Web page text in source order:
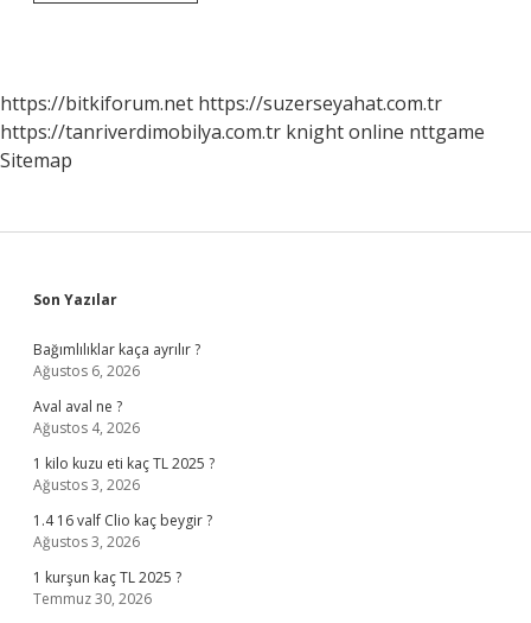
https://bitkiforum.net https://suzerseyahat.com.tr
https://tanriverdimobilya.com.tr knight online nttgame
Sitemap
Sidebar
Son Yazılar
Bağımlılıklar kaça ayrılır ?
Ağustos 6, 2026
Aval aval ne ?
Ağustos 4, 2026
1 kilo kuzu eti kaç TL 2025 ?
Ağustos 3, 2026
1.4 16 valf Clio kaç beygir ?
Ağustos 3, 2026
1 kurşun kaç TL 2025 ?
Temmuz 30, 2026